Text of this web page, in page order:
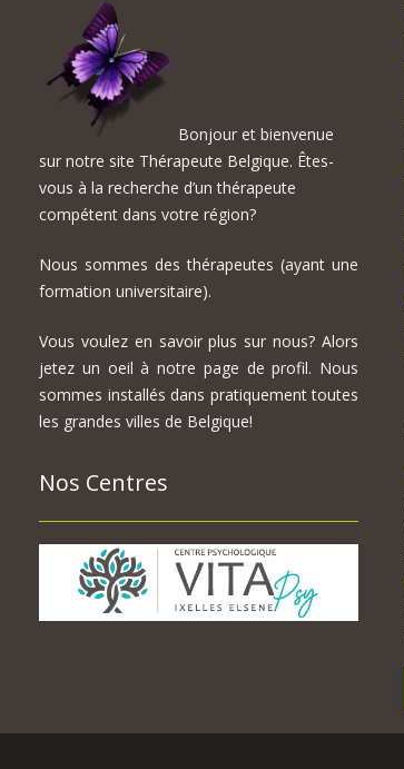
Bonjour et bienvenue
sur notre site Thérapeute Belgique. Êtes-
vous à la recherche d’un thérapeute
compétent dans votre région?
Nous sommes des thérapeutes (ayant une
formation universitaire).
Vous voulez en savoir plus sur nous? Alors
jetez un oeil à notre page de profil. Nous
sommes installés dans pratiquement toutes
les grandes villes de Belgique!
Nos Centres